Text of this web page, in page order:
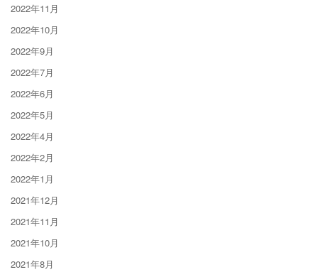
2022年11月
2022年10月
2022年9月
2022年7月
2022年6月
2022年5月
2022年4月
2022年2月
2022年1月
2021年12月
2021年11月
2021年10月
2021年8月